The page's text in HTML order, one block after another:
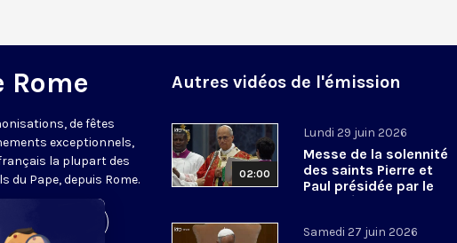
Rome
de fêtes
exceptionnels,
la plupart des
du Pape, depuis Rome.
l'émission
Autres vidéos de l'émission
02:00
Lundi 29 juin 2026
Messe de la solennité
des saints Pierre et
Paul présidée par le
pape Léon XIV - 29 juin
Samedi 27 juin 2026